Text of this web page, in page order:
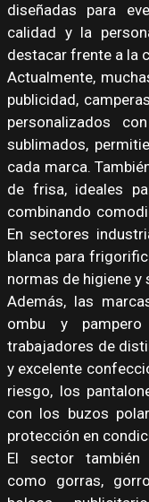
diseñadas para
calidad y la
destacar frente a la
Actualmente,
publicidad,
personalizados
sublimados,
cada marca.
de frisa, ideales
combinando
En sectores
blanca para
normas de higiene y
Además, las
ombu y
trabajadores de
y excelente
riesgo, los
con los buzos
protección en
El sector también
como gorras,